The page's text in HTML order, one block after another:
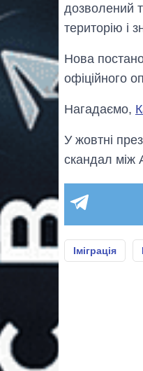
дозволений
територію і
Нова
офіційного
Нагадаємо,
У жовтні
скандал між
Іміграція